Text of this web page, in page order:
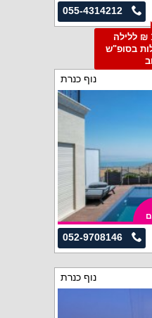
055-4314212
החל מ11000 ₪ ללילה
2 לילות בסופ"ש
נוף כנרת
052-9708146
נוף כנרת